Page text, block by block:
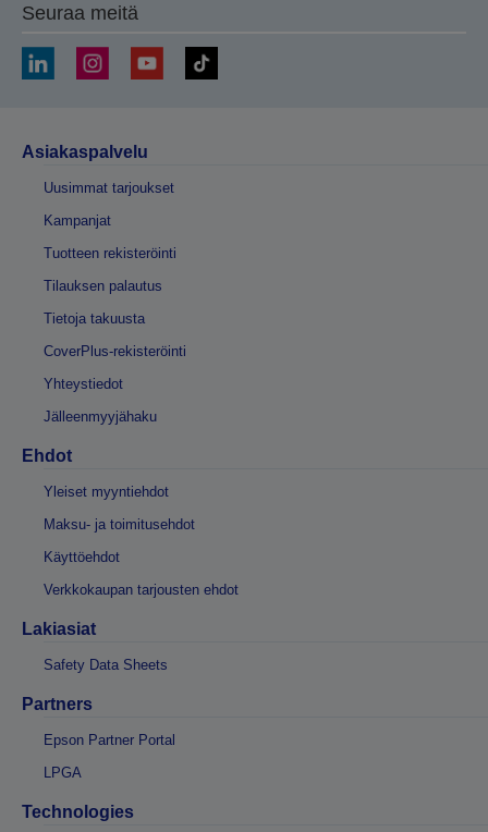
Seuraa meitä
Asiakaspalvelu
Uusimmat tarjoukset
Kampanjat
Tuotteen rekisteröinti
Tilauksen palautus
Tietoja takuusta
CoverPlus-rekisteröinti
Yhteystiedot
Jälleenmyyjähaku
Ehdot
Yleiset myyntiehdot
Maksu- ja toimitusehdot
Käyttöehdot
Verkkokaupan tarjousten ehdot
Lakiasiat
Safety Data Sheets
Partners
Epson Partner Portal
LPGA
Technologies